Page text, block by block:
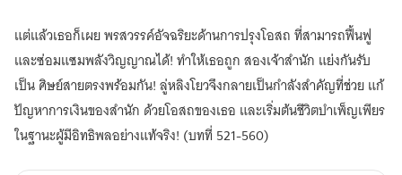
เป็น
ยอด
อัจฉริยะ
แต่แล้วเธอก็เผย พรสวรรค์อัจฉริยะด้านการปรุงโอสถ ที่สามารถฟื้นฟู
และซ่อมแซมพลังวิญญาณได้! ทำให้เธอถูก สองเจ้าสำนัก แย่งกันรับ
เป็น ศิษย์สายตรงพร้อมกัน! ลู่หลิงโยวจึงกลายเป็นกำลังสำคัญที่ช่วย แก้
ปัญหาการเงินของสำนัก ด้วยโอสถของเธอ และเริ่มต้นชีวิตบำเพ็ญเพียร
ในฐานะผู้มีอิทธิพลอย่างแท้จริง! (บทที่ 521-560)